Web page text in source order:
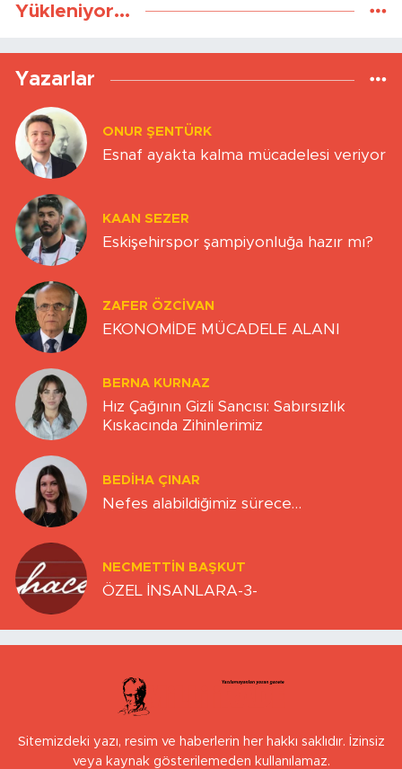
Yükleniyor...
Yazarlar
ONUR ŞENTÜRK
Esnaf ayakta kalma mücadelesi veriyor
KAAN SEZER
Eskişehirspor şampiyonluğa hazır mı?
ZAFER ÖZCIVAN
EKONOMİDE MÜCADELE ALANI
BERNA KURNAZ
Hız Çağının Gizli Sancısı: Sabırsızlık
Kıskacında Zihinlerimiz
BEDIHA ÇINAR
Nefes alabildiğimiz sürece…
NECMETTIN BAŞKUT
ÖZEL İNSANLARA-3-
Sitemizdeki yazı, resim ve haberlerin her hakkı saklıdır. İzinsiz
veya kaynak gösterilemeden kullanılamaz.